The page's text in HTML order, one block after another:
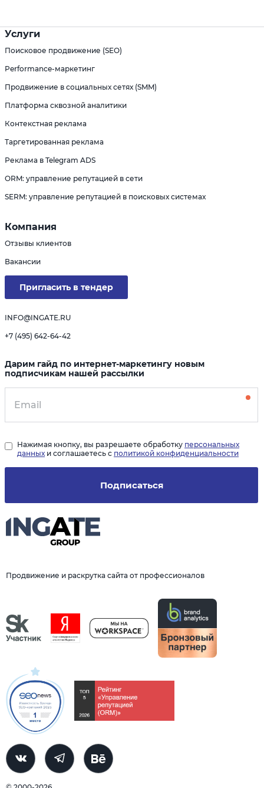
Продвижение и раскрутка сайта от профессионалов
Услуги
Поисковое продвижение (SEO)
Performance-маркетинг
Продвижение в социальных сетях (SMM)
Платформа сквозной аналитики
Контекстная реклама
Таргетированная реклама
Реклама в Telegram ADS
ORM: управление репутацией в сети
SERM: управление репутацией в поисковых системах
Компания
Отзывы клиентов
Вакансии
Пригласить в тендер
INFO@INGATE.RU
+7 (495) 642-64-42
Дарим гайд по интернет-маркетингу новым
подписчикам нашей рассылки
Подписаться
Нажимая кнопку, вы разрешаете обработку персональных
данных и соглашаетесь с политикой конфиденциальности